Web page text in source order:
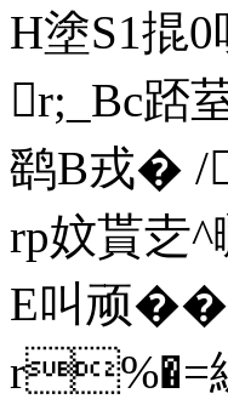
H塗S1掍
r;_Bc踎
鹞B戎� /
rp妏貰赱^
E叫顽��"
r%�=